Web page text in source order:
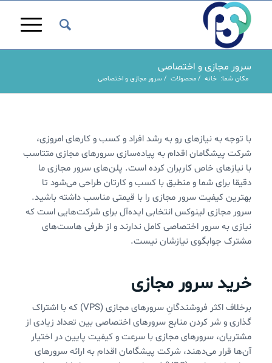
سرور مجازی و اختصاصی
مکان شما: خانه / محصولات / سرور مجازی و اختصاصی
با توجه به نیازهای رو به رشد افراد و کسب و کارهای امروزی،
شرکت پیشگامان اقدام به پیاده‌سازی سرورهای مجازی متتاسب
با نیازهای خاص کاربران کرده است. پلن‌های سرور مجازی ما
دقیقا برای شما و منطبق با کسب و کارتان طراحی می‌شود تا
بهترین کیفیت سرور مجازی را با قیمتی مناسب داشته باشید.
سرور مجازی لینوکس انتخابی ایده‌آل برای شرکت‌هایی است که
نیازی به سرور اختصاصی کامل ندارند و از طرفی هاست‌های
مشترک جوابگوی نیازشان نیست.
خرید سرور مجازی
برخلاف اکثر فروشندگانِ سرورهای مجازی (VPS) که با اشتراک
گذاری و شر کردن منابع سرورهای اختصاصی بین تعداد زیادی از
مشتریان، سرورهای مجازی با سرعت و کیفیت پایین در اختیار
آن‌ها قرار می‌دهند، شرکت پیشگامان اقدام به ارائه سرورهای